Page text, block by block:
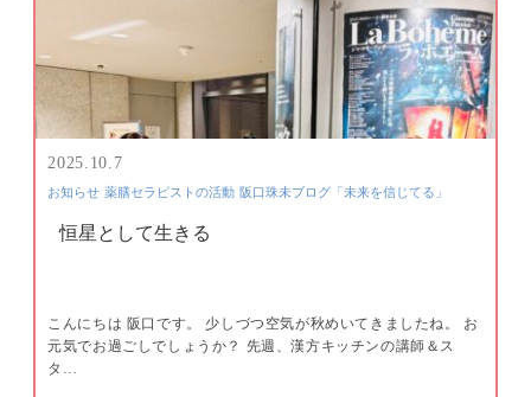
2025.10.7
お知らせ 薬膳セラピストの活動 阪口珠未ブログ「未来を信じてる」
恒星として生きる
こんにちは 阪口です。 少しづつ空気が秋めいてきましたね。 お
元気でお過ごしでしょうか？ 先週、漢方キッチンの講師＆ス
タ…